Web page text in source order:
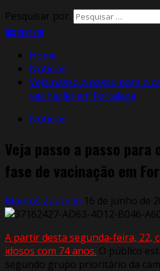
Pesquisar por:
Instagram
Home
Notícias
Veja passo a passo para o
vacinação em Fortaleza
Notícias
Veja passo a passo para
fase de vacinação em
Markos Zaurelio 16 de junho de
A partir desta segunda-feira, 22,
idosos com 74 anos. O público
segundo grupo prioritário da